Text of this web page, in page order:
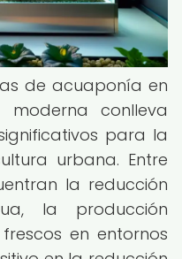
de acuaponía en
conlleva
para la
urbana. Entre
la reducción
la producción
en entornos